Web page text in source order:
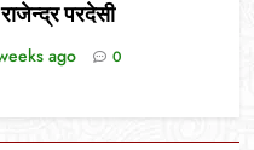
परदेसी
ago 0